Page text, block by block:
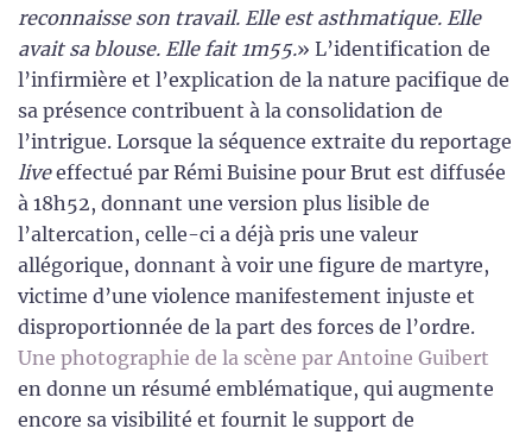
reconnaisse son travail. Elle est asthmatique. Elle
avait sa blouse. Elle fait 1m55.» L’identification de
l’infirmière et l’explication de la nature pacifique de
sa présence contribuent à la consolidation de
l’intrigue. Lorsque la séquence extraite du reportage
liveeffectué par Rémi Buisine pour Brut est diffusée
à 18h52, donnant une version plus lisible de
l’altercation, celle-ci a déjà pris une valeur
allégorique, donnant à voir une figure de martyre,
victime d’une violence manifestement injuste et
disproportionnée de la part des forces de l’ordre.
Une photographie de la scène par Antoine Guibert
en donne un résumé emblématique, qui augmente
encore sa visibilité et fournit le support de